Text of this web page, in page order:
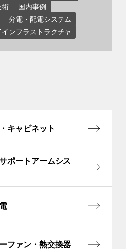
術
国内事例
分電・配電システム
ンフラストラクチャ
キャビネット
ポートアームシス
ファン・熱交換器